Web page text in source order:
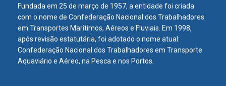
Fundada em 25 de março de 1957, a entidade foi criada
com o nome de Confederação Nacional dos Trabalhadores
em Transportes Marítimos, Aéreos e Fluviais. Em 1998,
após revisão estatutária, foi adotado o nome atual:
Confederação Nacional dos Trabalhadores em Transporte
Aquaviário e Aéreo, na Pesca e nos Portos.